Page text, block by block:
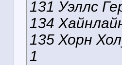
131 Уэллс
134
135 Хорн
1